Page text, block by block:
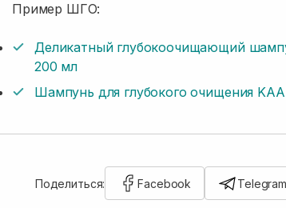
Пример ШГО:
Деликатный глубокоочищающий
200 мл
Шампунь для глубокого очищения
Поделиться: Facebook Telegram